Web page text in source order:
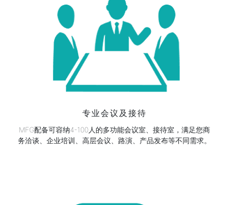
专业会议及接待
MFG配备可容纳4-100人的多功能会议室、接待室，满足您商
务洽谈、企业培训、高层会议、路演、产品发布等不同需求。